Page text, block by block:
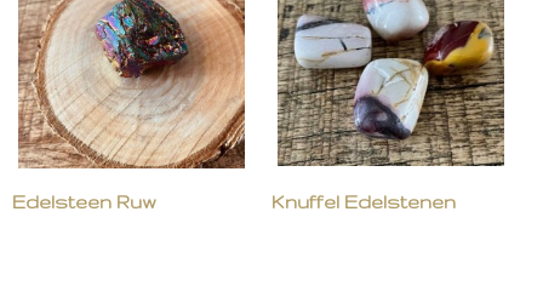
Edelsteen Ruw Knuffel Edelstenen